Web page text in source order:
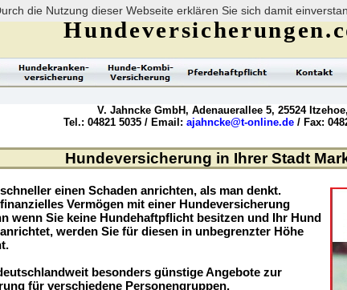
die Nutzung dieser Webseite erklären Sie sich damit
Hundeversicherung in Ihrer Stadt
einen Schaden anrichten, als man denkt.
Vermögen mit einer Hundeversicherung
wenn Sie keine Hundehaftpflicht besitzen und Ihr Hund
werden Sie für diesen in unbegrenzter Höhe
besonders günstige Angebote zur
für verschiedene Personengruppen.
V. Jahncke GmbH, Adenauerallee 5, 25524 Itzehoe,
Tel.: 04821 5035 / Email: ajahncke@t-online.de / Fax: